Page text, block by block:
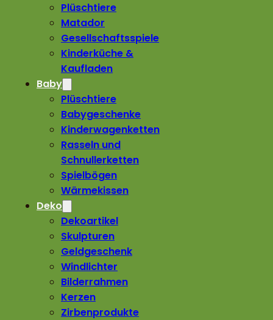
Plüschtiere
Matador
Gesellschaftsspiele
Kinderküche &
Kaufladen
Baby
Plüschtiere
Babygeschenke
Kinderwagenketten
Rasseln und
Schnullerketten
Spielbögen
Wärmekissen
Deko
Dekoartikel
Skulpturen
Geldgeschenk
Windlichter
Bilderrahmen
Kerzen
Zirbenprodukte